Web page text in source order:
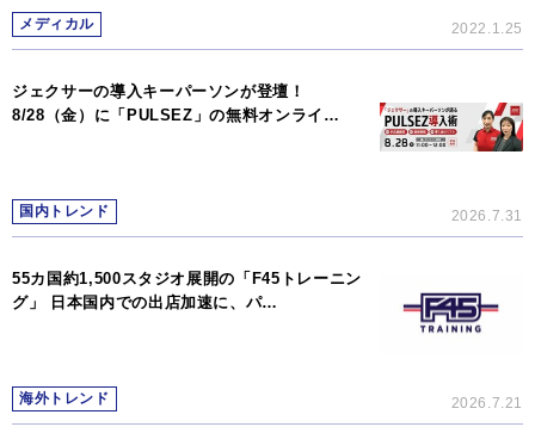
メディカル 2022.1.25
ジェクサーの導入キーパーソンが登壇！
8/28（金）に「PULSEZ」の無料オンライ…
国内トレンド 2026.7.31
55カ国約1,500スタジオ展開の「F45トレーニン
グ」 日本国内での出店加速に、パ…
海外トレンド 2026.7.21